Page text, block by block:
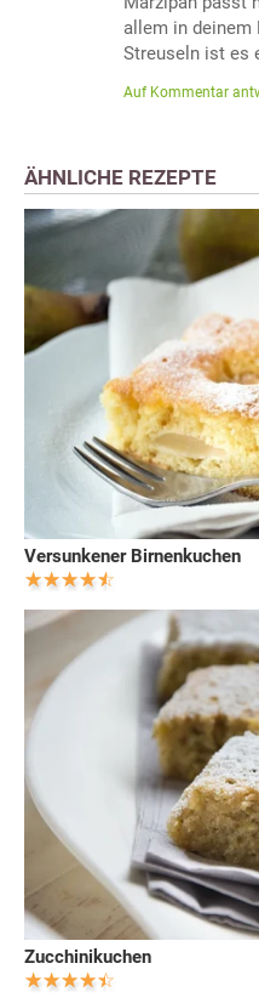
allem in deinem
Streuseln ist es
Auf Kommentar
ÄHNLICHE REZEPTE
Versunkener Birnenkuchen
Zucchinikuchen